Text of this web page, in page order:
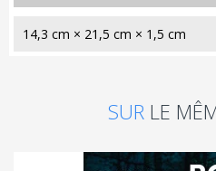
14,3 cm × 21,5 cm × 1,5 cm
SUR LE